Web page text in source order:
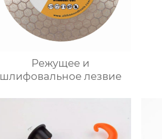
Режущее и
шлифовальное лезвие